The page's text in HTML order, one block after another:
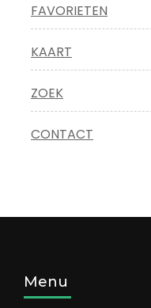
FAVORIETEN
KAART
ZOEK
CONTACT
Menu